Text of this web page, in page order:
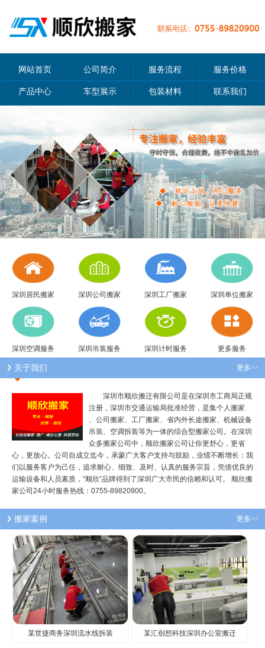
网站首页 公司简介 服务流程 服务价格
产品中心 车型展示 包装材料 联系我们
深圳居民搬家 深圳公司搬家 深圳工厂搬家 深圳单位搬家
深圳空调服务 深圳吊装服务 深圳计时服务 更多服务
更多>>
关于我们
深圳市顺欣搬迁有限公司是在深圳市工商局正规
注册，深圳市交通运输局批准经营，是集个人搬家
、公司搬家、工厂搬家、省内外长途搬家、机械设备
吊装、空调拆装等为一体的综合型搬家公司。在深圳
众多搬家公司中，顺欣搬家公司让你更舒心，更省
心，更放心。公司自成立迄今，承蒙广大客户支持与鼓励，业绩不断增长；我
们以服务客户为己任，追求耐心、细致、及时、认真的服务宗旨，凭借优良的
运输设备和人员素质，“顺欣”品牌得到了深圳广大市民的信赖和认可。 顺欣搬
家公司24小时服务热线：0755-89820900。
更多>>
搬家案例
某世捷商务深圳流水线拆装 某汇创想科技深圳办公室搬迁